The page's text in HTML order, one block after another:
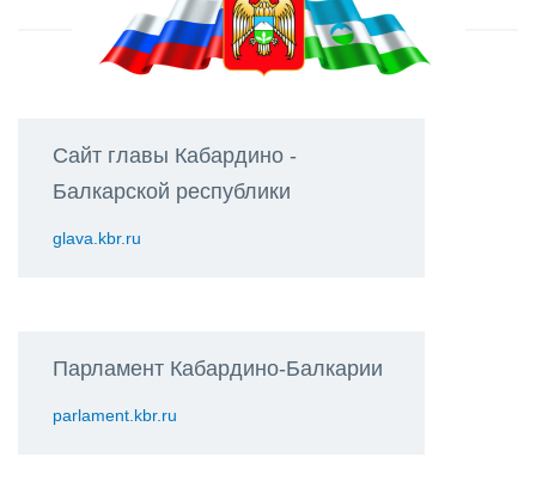
Сайт главы Кабардино -
Балкарской республики
glava.kbr.ru
Парламент Кабардино-Балкарии
parlament.kbr.ru